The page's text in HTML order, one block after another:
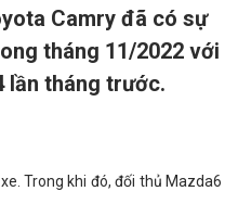
Camry đã có sự
tháng 11/2022 với
lần tháng trước.
Trong khi đó, đối thủ Mazda6